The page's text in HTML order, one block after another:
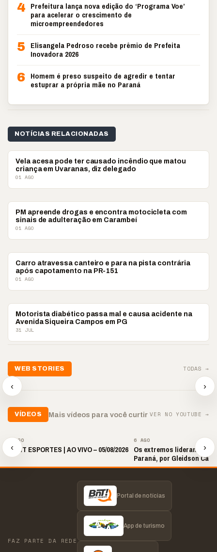
4 Prefeitura lança nova edição do ‘Programa Voe’
para acelerar o crescimento de
microempreendedores
5 Elisangela Pedroso recebe prêmio de Prefeita
Inovadora 2026
6 Homem é preso suspeito de agredir e tentar
estuprar a própria mãe no Paraná
NOTÍCIAS RELACIONADAS
POLICIAL
Vela acesa pode ter causado incêndio que matou
criança em Uvaranas, diz delegado
01 AGO
POLICIAL
PM apreende drogas e encontra motocicleta com
sinais de adulteração em Carambeí
01 AGO
POLICIAL
Carro atravessa canteiro e para na pista contrária
após capotamento na PR-151
01 AGO
POLICIAL
Motorista diabético passa mal e causa acidente na
Avenida Siqueira Campos em PG
31 JUL
WEB STORIES TODAS →
‹
📢 Noite de Louvor
chega com bênçãos e
oração
📢 Coral
Paulino
longo
›
VÍDEOS Mais vídeos para você curtir VER NO YOUTUBE →
‹
6 AGO
🎙️ BNT ESPORTES | AO VIVO – 05/08/2026
6 AGO
Os extremos lideram as
Paraná, por Gleidson
›
FAZ PARTE DA REDE
Portal de notícias
App de turismo